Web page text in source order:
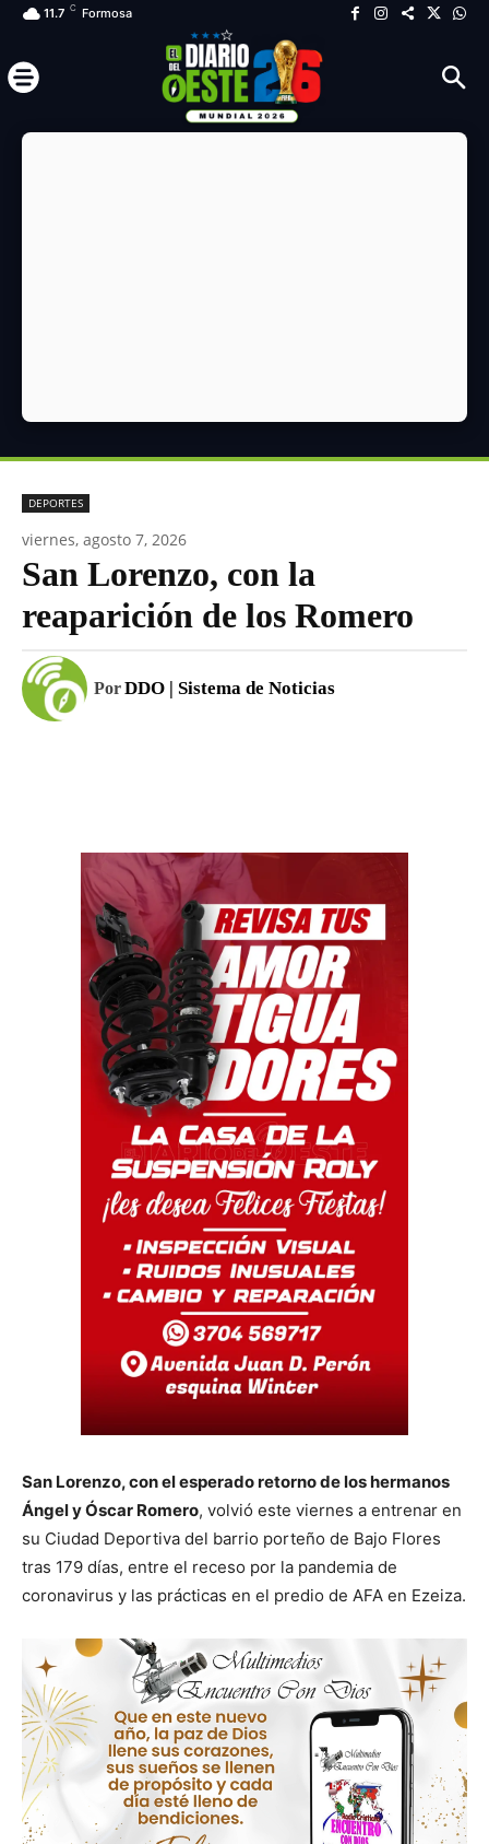
11.7 C Formosa
DEPORTES
viernes, agosto 7, 2026
San Lorenzo, con la
reaparición de los Romero
PorDDO | Sistema de Noticias
San Lorenzo, con el esperado retorno de los hermanos
Ángel y Óscar Romero, volvió este viernes a entrenar en
su Ciudad Deportiva del barrio porteño de Bajo Flores
tras 179 días, entre el receso por la pandemia de
coronavirus y las prácticas en el predio de AFA en Ezeiza.